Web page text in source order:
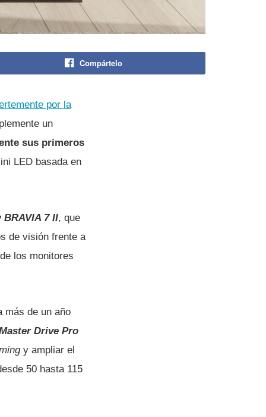
Compártelo
por la
un
sus primeros
LED basada en
BRAVIA 7 II, que
de visión frente a
los monitores
más de un año
Drive Pro
y ampliar el
50 hasta 115